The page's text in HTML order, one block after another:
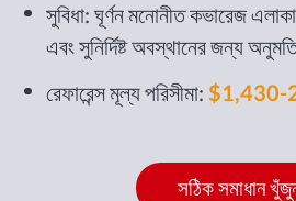
সুবিধা: ঘূর্ণন মনোনীত কভারেজ
এবং সুনির্দিষ্ট অবস্থানের জন্য
রেফারেন্স মূল্য পরিসীমা: $1,430-
সঠিক সমাধান